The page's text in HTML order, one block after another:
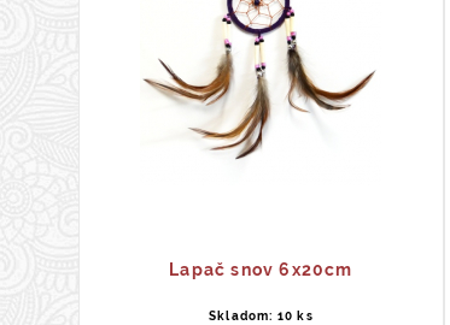
Lapač snov 6x20cm
Skladom: 10 ks